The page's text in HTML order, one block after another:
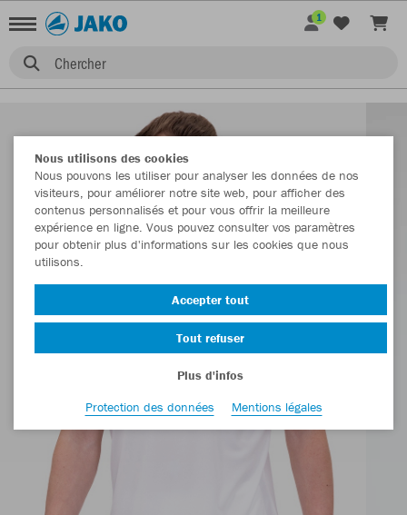
Chercher
1
Nous utilisons des cookies
Nous pouvons les utiliser pour analyser les données de nos
visiteurs, pour améliorer notre site web, pour afficher des
contenus personnalisés et pour vous offrir la meilleure
expérience en ligne. Vous pouvez consulter vos paramètres
pour obtenir plus d'informations sur les cookies que nous
utilisons.
Accepter tout
Tout refuser
Plus d'infos
Protection des données
Mentions légales